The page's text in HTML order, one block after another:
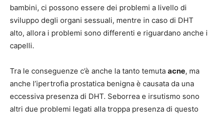
bambini, ci possono essere dei problemi a livello di
sviluppo degli organi sessuali, mentre in caso di DHT
alto, allora i problemi sono differenti e riguardano anche i
capelli.
Tra le conseguenze c’è anche la tanto temuta acne, ma
anche l’ipertrofia prostatica benigna è causata da una
eccessiva presenza di DHT. Seborrea e irsutismo sono
altri due problemi legati alla troppa presenza di questo